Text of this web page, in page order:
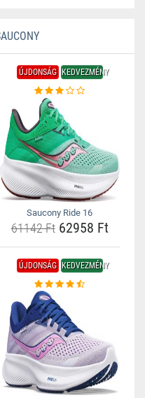
ÚJDONSÁG KEDVEZMÉNY
Saucony Ride 16
61142 Ft62958 Ft
ÚJDONSÁG KEDVEZMÉNY